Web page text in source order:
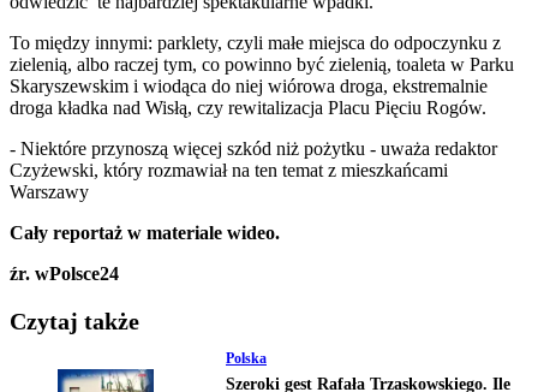
To między innymi: parklety, czyli małe miejsca do odpoczynku z
zielenią, albo raczej tym, co powinno być zielenią, toaleta w Parku
Skaryszewskim i wiodąca do niej wiórowa droga, ekstremalnie
droga kładka nad Wisłą, czy rewitalizacja Placu Pięciu Rogów.
- Niektóre przynoszą więcej szkód niż pożytku - uważa redaktor
Czyżewski, który rozmawiał na ten temat z mieszkańcami
Warszawy
Cały reportaż w materiale wideo.
źr. wPolsce24
Czytaj także
Polska
Szeroki gest Rafała Trzaskowskiego. Ile